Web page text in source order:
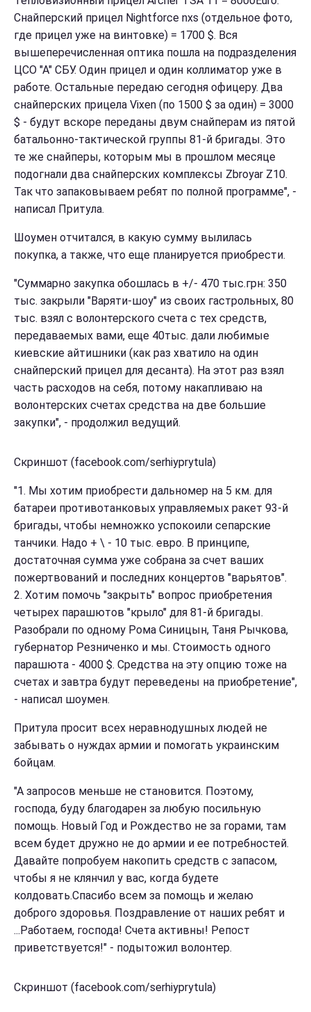
Снайперский прицел Nightforce nxs (отдельное фото,
где прицел уже на винтовке) = 1700 $. Вся
вышеперечисленная оптика пошла на подразделения
ЦСО "А" СБУ. Один прицел и один коллиматор уже в
работе. Остальные передаю сегодня офицеру. Два
снайперских прицела Vixen (по 1500 $ за один) = 3000
$ - будут вскоре переданы двум снайперам из пятой
батальонно-тактической группы 81-й бригады. Это
те же снайперы, которым мы в прошлом месяце
подогнали два снайперских комплексы Zbroyar Z10.
Так что запаковываем ребят по полной программе", -
написал Притула.
Шоумен отчитался, в какую сумму вылилась
покупка, а также, что еще планируется приобрести.
"Суммарно закупка обошлась в +/- 470 тыс.грн: 350
тыс. закрыли "Варяти-шоу" из своих гастрольных, 80
тыс. взял с волонтерского счета с тех средств,
передаваемых вами, еще 40тыс. дали любимые
киевские айтишники (как раз хватило на один
снайперский прицел для десанта). На этот раз взял
часть расходов на себя, потому накапливаю на
волонтерских счетах средства на две большие
закупки", - продолжил ведущий.
Скриншот (facebook.com/serhiyprytula)
"1. Мы хотим приобрести дальномер на 5 км. для
батареи противотанковых управляемых ракет 93-й
бригады, чтобы немножко успокоили сепарские
танчики. Надо + \ - 10 тыс. евро. В принципе,
достаточная сумма уже собрана за счет ваших
пожертвований и последних концертов "варьятов".
2. Хотим помочь "закрыть" вопрос приобретения
четырех парашютов "крыло" для 81-й бригады.
Разобрали по одному Рома Синицын, Таня Рычкова,
губернатор Резниченко и мы. Стоимость одного
парашюта - 4000 $. Средства на эту опцию тоже на
счетах и ​​завтра будут переведены на приобретение",
- написал шоумен.
Притула просит всех неравнодушных людей не
забывать о нуждах армии и помогать украинским
бойцам.
"А запросов меньше не становится. Поэтому,
господа, буду благодарен за любую посильную
помощь. Новый Год и Рождество не за горами, там
всем будет дружно не до армии и ее потребностей.
Давайте попробуем накопить средств с запасом,
чтобы я не клянчил у вас, когда будете
колдовать.Спасибо всем за помощь и желаю
доброго здоровья. Поздравление от наших ребят и
...Работаем, господа! Счета активны! Репост
приветствуется!" - подытожил волонтер.
Скриншот (facebook.com/serhiyprytula)